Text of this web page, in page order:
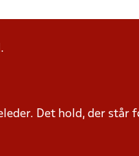
Det hold, der står